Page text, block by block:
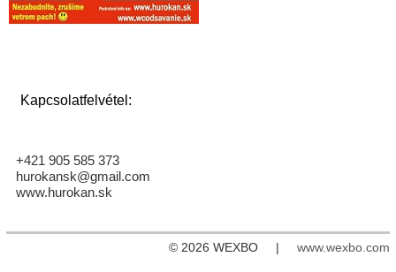
Kapcsolatfelvétel:
+421 905 585 373
hurokansk@gmail.com
www.hurokan.sk
© 2026 WEXBO | www.wexbo.com